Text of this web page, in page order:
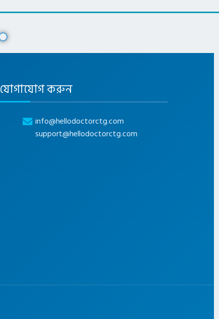
যোগাযোগ করুন
info@hellodoctorctg.com
support@hellodoctorctg.com